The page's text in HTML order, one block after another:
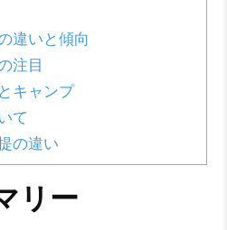
違いと傾向
注目
キャンプ
て
の違い
リー